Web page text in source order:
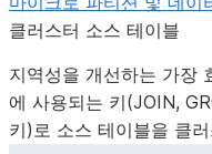
클러스터 소스 테이블
지역성을 개선하는 가장
에 사용되는 키(JOIN,
키)로 소스 테이블을 클